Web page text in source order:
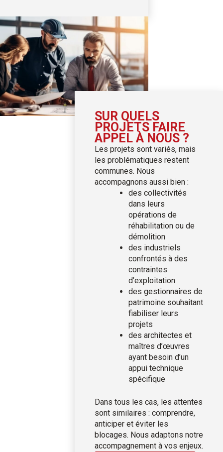
SUR QUELS
PROJETS FAIRE
APPEL À NOUS ?
Les projets sont variés, mais
les problématiques restent
communes. Nous
accompagnons aussi bien :
des collectivités
dans leurs
opérations de
réhabilitation ou de
démolition
des industriels
confrontés à des
contraintes
d’exploitation
des gestionnaires de
patrimoine souhaitant
fiabiliser leurs
projets
des architectes et
maîtres d’œuvres
ayant besoin d’un
appui technique
spécifique
Dans tous les cas, les attentes
sont similaires : comprendre,
anticiper et éviter les
blocages. Nous adaptons notre
accompagnement à vos enjeux.